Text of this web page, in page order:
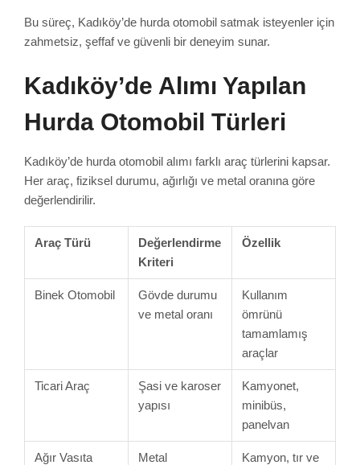
Bu süreç, Kadıköy’de hurda otomobil satmak isteyenler için
zahmetsiz, şeffaf ve güvenli bir deneyim sunar.
Kadıköy’de Alımı Yapılan
Hurda Otomobil Türleri
Kadıköy’de hurda otomobil alımı farklı araç türlerini kapsar.
Her araç, fiziksel durumu, ağırlığı ve metal oranına göre
değerlendirilir.
Araç Türü
Değerlendirme
Kriteri
Özellik
Binek Otomobil
Gövde durumu
ve metal oranı
Kullanım
ömrünü
tamamlamış
araçlar
Ticari Araç
Şasi ve karoser
yapısı
Kamyonet,
minibüs,
panelvan
Ağır Vasıta
Metal
Kamyon, tır ve